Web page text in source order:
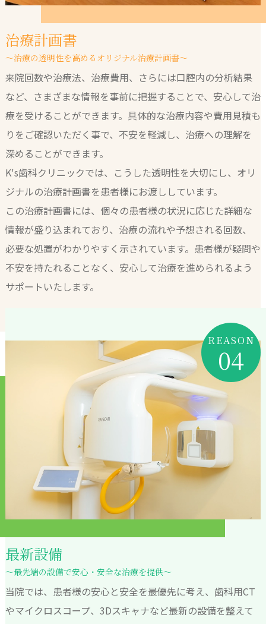
治療計画書
～治療の透明性を高めるオリジナル治療計画書～
来院回数や治療法、治療費用、さらには口腔内の分析結果
など、さまざまな情報を事前に把握することで、安心して治
療を受けることができます。具体的な治療内容や費用見積も
りをご確認いただく事で、不安を軽減し、治療への理解を
深めることができます。
K's歯科クリニックでは、こうした透明性を大切にし、オリ
ジナルの治療計画書を患者様にお渡ししています。
この治療計画書には、個々の患者様の状況に応じた詳細な
情報が盛り込まれており、治療の流れや予想される回数、
必要な処置がわかりやすく示されています。患者様が疑問や
不安を持たれることなく、安心して治療を進められるよう
サポートいたします。
REASON
04
最新設備
～最先端の設備で安心・安全な治療を提供～
当院では、患者様の安心と安全を最優先に考え、歯科用CT
やマイクロスコープ、3Dスキャナなど最新の設備を整えて